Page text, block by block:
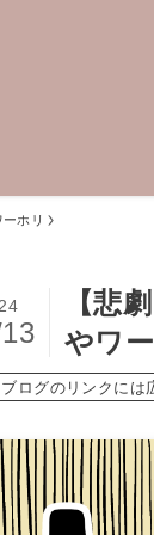
ーホリ
【悲
やワ
ログのリンクには